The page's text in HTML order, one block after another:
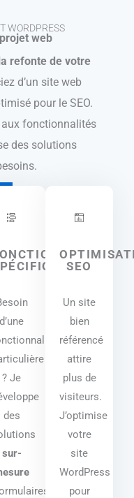
WORDPRESS
web
refonte de votre
d’un site web
pour le SEO.
aux fonctionnalités
des solutions
d’une
? Je
des
sur-
SEO
Un site
bien
référencé
attire
plus de
visiteurs.
J’optimise
votre
site
WordPress
pour